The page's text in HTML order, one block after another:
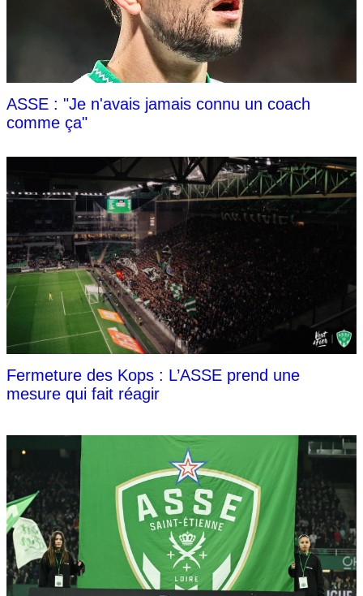
ASSE : "Je n'avais jamais connu un coach
comme ça"
Fermeture des Kops : L’ASSE prend une
mesure qui fait réagir